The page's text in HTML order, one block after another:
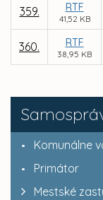
Komunálne
Primátor
Mestské
359. RTF
41,52 KB
360. RTF
38,95 KB